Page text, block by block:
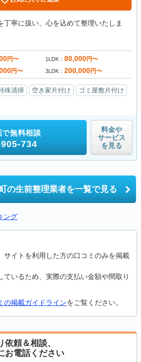
丁寧に扱い、心を込めて整理いたしま
円〜 1LDK 80,000円〜
円〜 3LDK 200,000円〜
殊清掃 空き家片付け
ゴミ屋敷片付け
で無料相談
734
料金や
サービス
を見る
の生前整理業者を一覧で見る
ング
サイトを利用した方の口コミのみを掲載
ているため、実際の支払い金額や間取り
の掲載ガイドラインをご覧ください。
依頼＆相談、
お電話ください